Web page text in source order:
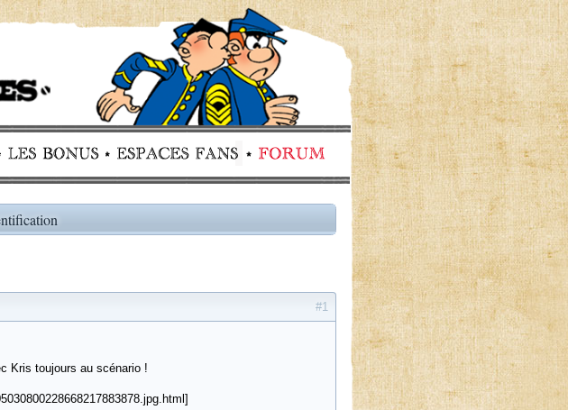
#1
Kris toujours au scénario !